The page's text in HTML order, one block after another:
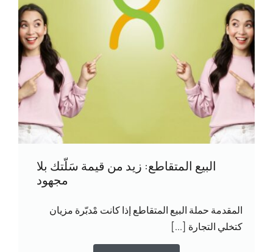
‏البيع المتقاطع: زيد من قيمة سَلّتك بلا
مجهود
المقدمة حملة البيع المتقاطع إذا كانت مْدبّرة مزيان
كتخلي التجارة [...]